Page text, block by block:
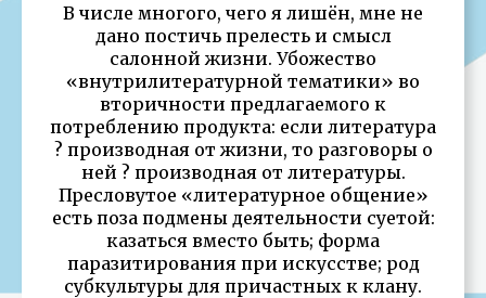
В числе многого, чего я лишён, мне не
дано постичь прелесть и смысл
салонной жизни. Убожество
«внутрилитературной тематики» во
вторичности предлагаемого к
потреблению продукта: если литература
? производная от жизни, то разговоры о
ней ? производная от литературы.
Пресловутое «литературное общение»
есть поза подмены деятельности суетой:
казаться вместо быть; форма
паразитирования при искусстве; род
субкультуры для причастных к клану.